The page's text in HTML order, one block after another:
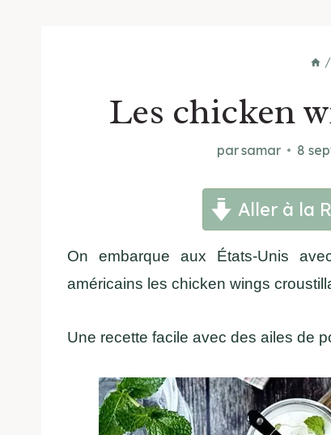
/
Les chicken
parsamar 8
Aller à la
On embarque aux États-Unis
américains les chicken wings
Une recette facile avec des ailes de